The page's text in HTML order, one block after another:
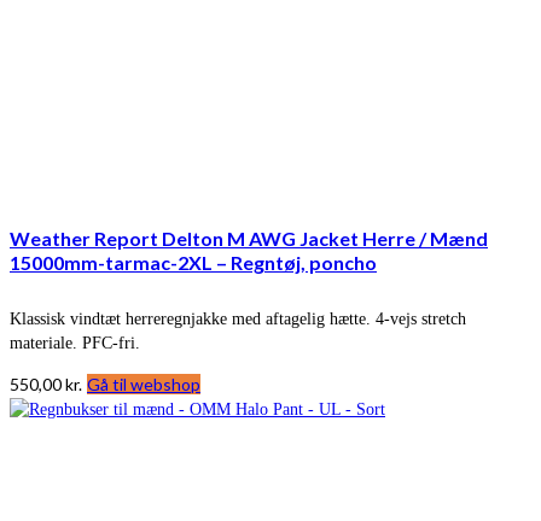
Weather Report Delton M AWG Jacket Herre / Mænd
15000mm-tarmac-2XL – Regntøj, poncho
Klassisk vindtæt herreregnjakke med aftagelig hætte. 4-vejs stretch
materiale. PFC-fri.
550,00kr. Gå til webshop